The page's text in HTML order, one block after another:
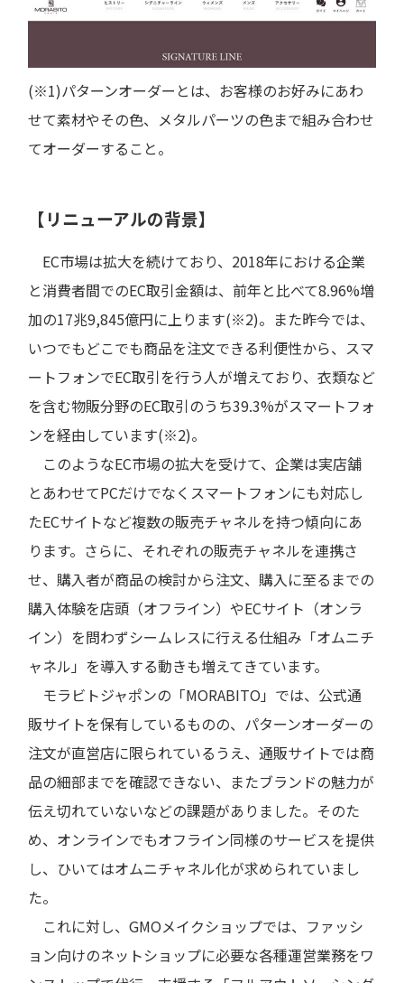
(※1)パターンオーダーとは、お客様のお好みにあわ
せて素材やその色、メタルパーツの色まで組み合わせ
てオーダーすること。
【リニューアルの背景】
EC市場は拡大を続けており、2018年における企業
と消費者間でのEC取引金額は、前年と比べて8.96%増
加の17兆9,845億円に上ります(※2)。また昨今では、
いつでもどこでも商品を注文できる利便性から、スマ
ートフォンでEC取引を行う人が増えており、衣類など
を含む物販分野のEC取引のうち39.3%がスマートフォ
ンを経由しています(※2)。
このようなEC市場の拡大を受けて、企業は実店舗
とあわせてPCだけでなくスマートフォンにも対応し
たECサイトなど複数の販売チャネルを持つ傾向にあ
ります。さらに、それぞれの販売チャネルを連携さ
せ、購入者が商品の検討から注文、購入に至るまでの
購入体験を店頭（オフライン）やECサイト（オンラ
イン）を問わずシームレスに行える仕組み「オムニチ
ャネル」を導入する動きも増えてきています。
モラビトジャポンの「MORABITO」では、公式通
販サイトを保有しているものの、パターンオーダーの
注文が直営店に限られているうえ、通販サイトでは商
品の細部までを確認できない、またブランドの魅力が
伝え切れていないなどの課題がありました。そのた
め、オンラインでもオフライン同様のサービスを提供
し、ひいてはオムニチャネル化が求められていまし
た。
これに対し、GMOメイクショップでは、ファッシ
ョン向けのネットショップに必要な各種運営業務をワ